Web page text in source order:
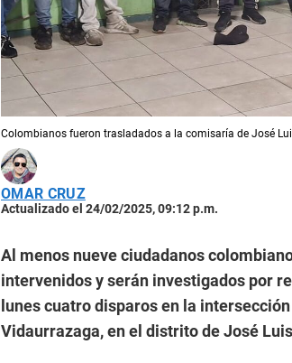
Colombianos fueron trasladados a la comisaría de José
OMAR CRUZ
Actualizado el 24/02/2025, 09:12 p.m.
Al menos nueve ciudadanos
intervenidos y serán investigados por
lunes cuatro disparos en la
Vidaurrazaga, en el distrito de José